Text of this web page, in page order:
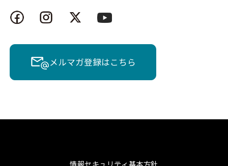
メルマガ登録はこちら
情報セキュリティ基本方針